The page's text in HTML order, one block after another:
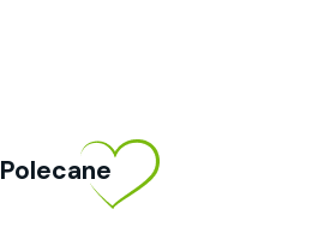
Polecane